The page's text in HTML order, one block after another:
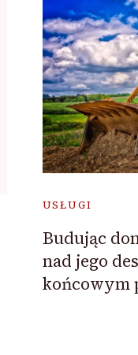
USŁUGI
Budując
nad jego
końcowym